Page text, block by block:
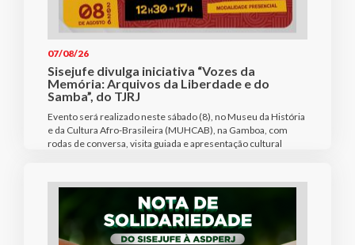
07/08/26
Sisejufe divulga iniciativa “Vozes da
Memória: Arquivos da Liberdade e do
Samba”, do TJRJ
Evento será realizado neste sábado (8), no Museu da História
e da Cultura Afro-Brasileira (MUHCAB), na Gamboa, com
rodas de conversa, visita guiada e apresentação cultural